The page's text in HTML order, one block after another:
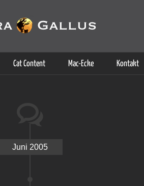
Cat Content Mac-Ecke Kontakt
Juni 2005
dieser Webseite erklären Sie sich
Informationen